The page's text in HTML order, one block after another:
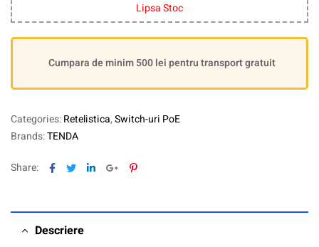
Lipsa Stoc
Cumpara de minim 500 lei pentru transport gratuit
Categories:Retelistica,Switch-uri PoE
Brands:TENDA
Share: Facebook
TwitterLinkedinGoogle+Pinterest
Descriere